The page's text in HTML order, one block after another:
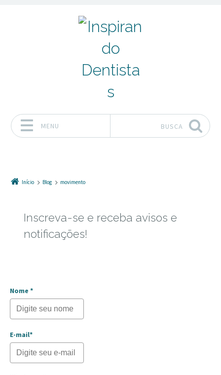
MENU BUSCA
Início Blog movimento
Inscreva-se e receba avisos e
notificações!
Nome *
E-mail*